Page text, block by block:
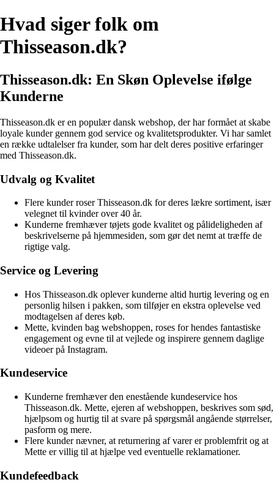
Hvad siger folk om
Thisseason.dk?
Thisseason.dk: En Skøn Oplevelse ifølge
Kunderne
Thisseason.dk er en populær dansk webshop, der har formået at skabe
loyale kunder gennem god service og kvalitetsprodukter. Vi har samlet
en række udtalelser fra kunder, som har delt deres positive erfaringer
med Thisseason.dk.
Udvalg og Kvalitet
Flere kunder roser Thisseason.dk for deres lækre sortiment, især
velegnet til kvinder over 40 år.
Kunderne fremhæver tøjets gode kvalitet og pålideligheden af
beskrivelserne på hjemmesiden, som gør det nemt at træffe de
rigtige valg.
Service og Levering
Hos Thisseason.dk oplever kunderne altid hurtig levering og en
personlig hilsen i pakken, som tilføjer en ekstra oplevelse ved
modtagelsen af deres køb.
Mette, kvinden bag webshoppen, roses for hendes fantastiske
engagement og evne til at vejlede og inspirere gennem daglige
videoer på Instagram.
Kundeservice
Kunderne fremhæver den enestående kundeservice hos
Thisseason.dk. Mette, ejeren af webshoppen, beskrives som sød,
hjælpsom og hurtig til at svare på spørgsmål angående størrelser,
pasform og mere.
Flere kunder nævner, at returnering af varer er problemfrit og at
Mette er villig til at hjælpe ved eventuelle reklamationer.
Kundefeedback